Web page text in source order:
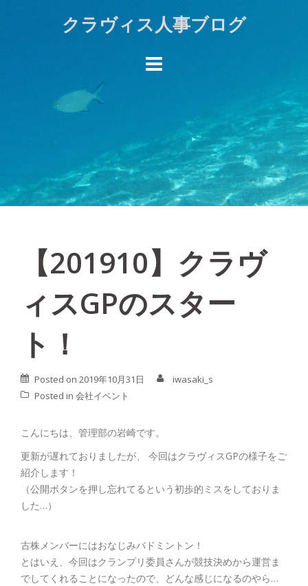
クラヴィス人事ブログ
【201910】クラヴ
ィスGPのスター
ト！
Posted on 2019年10月31日
iwasaki_s
Posted in 会社イベント
こんにちは、管理部の岩崎です。
更新が遅れておりましたが、 今回はクラヴィスGPの様子をご
紹介します！
（公開ボタンを押し忘れてるという初歩的ミスをしておりま
した…）
古株メンバーにはおなじみバドミントン！
とはいえ、今回はクランプリ委員さんが競技決めから運営ま
でしてくれることになったので、どんな感じになるのやら…